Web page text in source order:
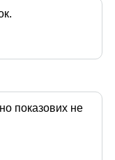
показових не